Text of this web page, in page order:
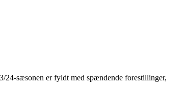
24-sæsonen er fyldt med spændende forestillinger,